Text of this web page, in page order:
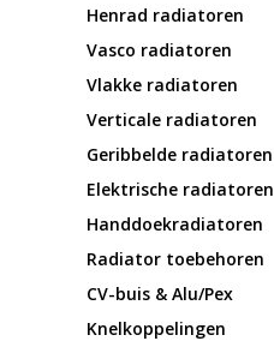
Henrad radiatoren
Vasco radiatoren
Vlakke radiatoren
Verticale radiatoren
Geribbelde radiatoren
Elektrische radiatoren
Handdoekradiatoren
Radiator toebehoren
CV-buis & Alu/Pex
Knelkoppelingen